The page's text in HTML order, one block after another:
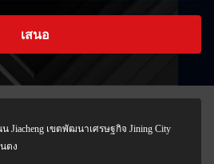
เสนอ
Jiacheng เขตพัฒนาเศรษฐกิจ Jining City
ตง